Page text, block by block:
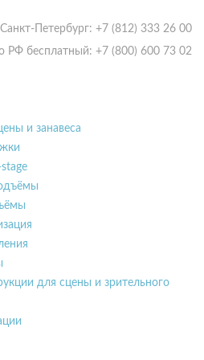
Санкт-Петербург: +7 (812) 333 26 00
РФ бесплатный: +7 (800) 600 73 02
и занавеса
для сцены и зрительного